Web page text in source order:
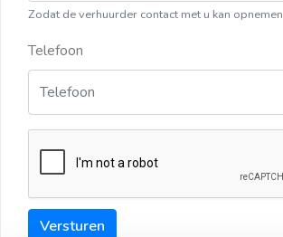
Zodat de verhuurder contact met u kan opnemen
Telefoon
Versturen